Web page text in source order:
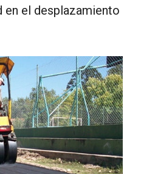
en el desplazamiento